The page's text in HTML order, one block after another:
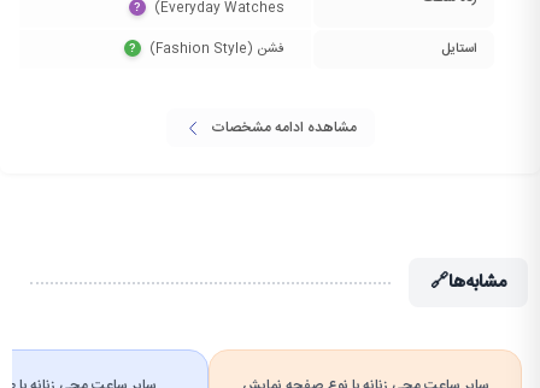
Everyday Watches)‏
?
استایل فشن (Fashion Style)‏ ?
مشاهده ادامه مشخصات
مشابه‌ها🔗